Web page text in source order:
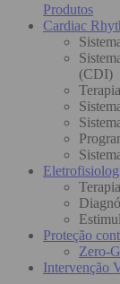
Produtos
Cardiac
(CDI)
Proteção
Zero-
Intervenção